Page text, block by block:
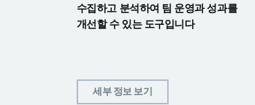
수집하고 분석하여 팀 운영과 성과를
개선할 수 있는 도구입니다
세부 정보 보기